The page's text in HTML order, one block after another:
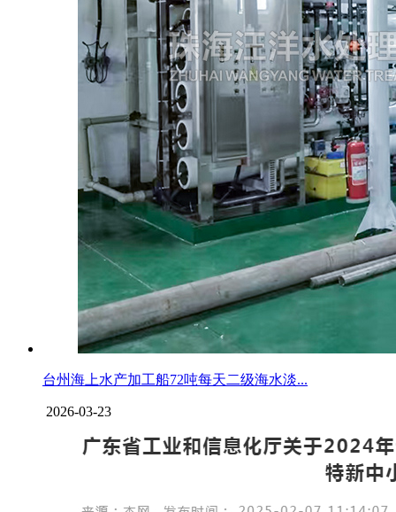
台州海上水产加工船72吨每天二级海水淡...
2026-03-23